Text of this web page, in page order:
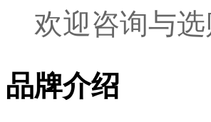
欢迎咨询与选
品牌介绍